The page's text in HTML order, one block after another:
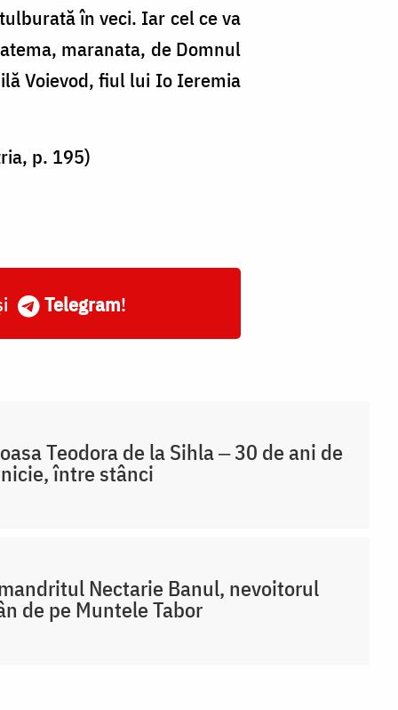
în veci. Iar cel ce va
maranata, de Domnul
Voievod, fiul lui Io Ieremia
p. 195)
Telegram!
Teodora de la Sihla ‒ 30 de ani de
între stânci
Nectarie Banul, nevoitorul
de pe Muntele Tabor